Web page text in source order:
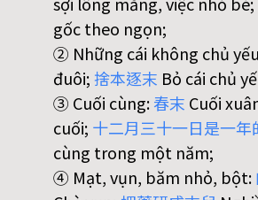
gốc theo ngọn;
② Những cái không chủ
đuôi;捨本逐末 Bỏ cái chủ
③ Cuối cùng:春末 Cuối
cuối; 十二月三十一日是一年
cùng trong một năm;
④ Mạt, vụn, băm nhỏ, bột: